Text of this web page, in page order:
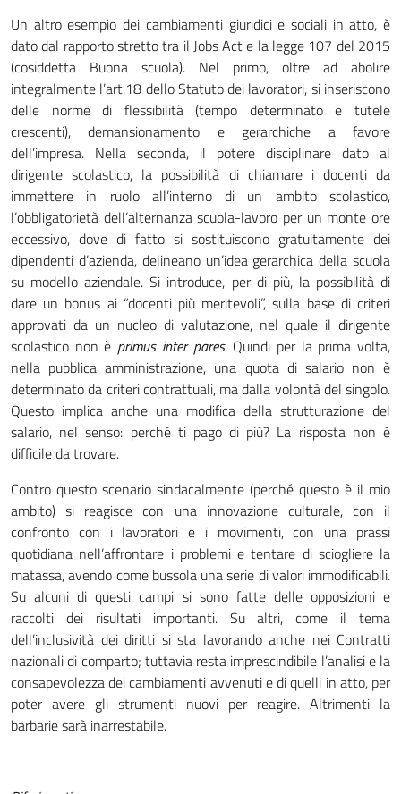
Un altro esempio dei cambiamenti giuridici e sociali in atto, è
dato dal rapporto stretto tra il Jobs Act e la legge 107 del 2015
(cosiddetta Buona scuola). Nel primo, oltre ad abolire
integralmente l’art.18 dello Statuto dei lavoratori, si inseriscono
delle norme di flessibilità (tempo determinato e tutele
crescenti), demansionamento e gerarchiche a favore
dell’impresa. Nella seconda, il potere disciplinare dato al
dirigente scolastico, la possibilità di chiamare i docenti da
immettere in ruolo all’interno di un ambito scolastico,
l’obbligatorietà dell’alternanza scuola-lavoro per un monte ore
eccessivo, dove di fatto si sostituiscono gratuitamente dei
dipendenti d’azienda, delineano un’idea gerarchica della scuola
su modello aziendale. Si introduce, per di più, la possibilità di
dare un bonus ai “docenti più meritevoli”, sulla base di criteri
approvati da un nucleo di valutazione, nel quale il dirigente
scolastico non è primus inter pares. Quindi per la prima volta,
nella pubblica amministrazione, una quota di salario non è
determinato da criteri contrattuali, ma dalla volontà del singolo.
Questo implica anche una modifica della strutturazione del
salario, nel senso: perché ti pago di più? La risposta non è
difficile da trovare.
Contro questo scenario sindacalmente (perché questo è il mio
ambito) si reagisce con una innovazione culturale, con il
confronto con i lavoratori e i movimenti, con una prassi
quotidiana nell’affrontare i problemi e tentare di sciogliere la
matassa, avendo come bussola una serie di valori immodificabili.
Su alcuni di questi campi si sono fatte delle opposizioni e
raccolti dei risultati importanti. Su altri, come il tema
dell’inclusività dei diritti si sta lavorando anche nei Contratti
nazionali di comparto; tuttavia resta imprescindibile l’analisi e la
consapevolezza dei cambiamenti avvenuti e di quelli in atto, per
poter avere gli strumenti nuovi per reagire. Altrimenti la
barbarie sarà inarrestabile.